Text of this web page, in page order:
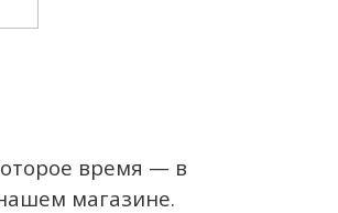
время — в
магазине.